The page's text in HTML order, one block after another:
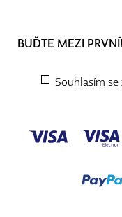
BUĎTE MEZI
Souhlasím